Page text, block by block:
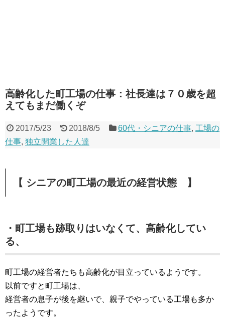
高齢化した町工場の仕事：社長達は７０歳を超
えてもまだ働くぞ
2017/5/23 2018/8/5 60代・シニアの仕事, 工場の
仕事, 独立開業した人達
【 シニアの町工場の最近の経営状態 】
・町工場も跡取りはいなくて、高齢化してい
る、
町工場の経営者たちも高齢化が目立っているようです。
以前ですと町工場は、
経営者の息子が後を継いで、親子でやっている工場も多か
ったようです。